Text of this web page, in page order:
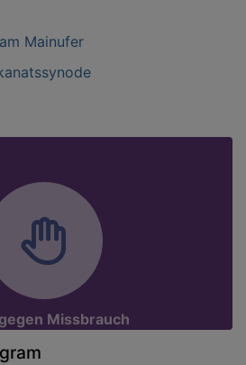
Mainufer
Missbrauch